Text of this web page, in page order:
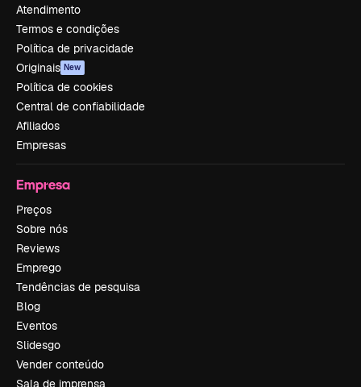
Atendimento
Termos e condições
Política de privacidade
Originais New
Política de cookies
Central de confiabilidade
Afiliados
Empresas
Empresa
Preços
Sobre nós
Reviews
Emprego
Tendências de pesquisa
Blog
Eventos
Slidesgo
Vender conteúdo
Sala de imprensa